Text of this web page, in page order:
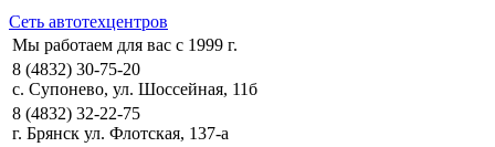
Сеть автотехцентров
Мы работаем для вас с 1999 г.
8 (4832) 30-75-20
с. Супонево, ул. Шоссейная, 11б
8 (4832) 32-22-75
г. Брянск ул. Флотская, 137-а